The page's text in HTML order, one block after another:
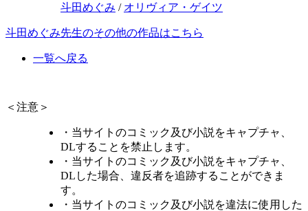
斗田めぐみ / オリヴィア・ゲイツ
斗田めぐみ先生のその他の作品はこちら
一覧へ戻る
＜注意＞
・当サイトのコミック及び小説をキャプチャ、
DLすることを禁止します。
・当サイトのコミック及び小説をキャプチャ、
DLした場合、違反者を追跡することができま
す。
・当サイトのコミック及び小説を違法に使用した